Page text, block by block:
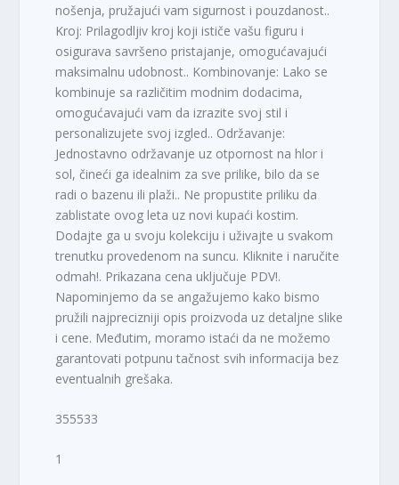
nošenja, pružajući vam sigurnost i pouzdanost..
Kroj: Prilagodljiv kroj koji ističe vašu figuru i
osigurava savršeno pristajanje, omogućavajući
maksimalnu udobnost.. Kombinovanje: Lako se
kombinuje sa različitim modnim dodacima,
omogućavajući vam da izrazite svoj stil i
personalizujete svoj izgled.. Održavanje:
Jednostavno održavanje uz otpornost na hlor i
sol, čineći ga idealnim za sve prilike, bilo da se
radi o bazenu ili plaži.. Ne propustite priliku da
zablistate ovog leta uz novi kupaći kostim.
Dodajte ga u svoju kolekciju i uživajte u svakom
trenutku provedenom na suncu. Kliknite i naručite
odmah!. Prikazana cena uključuje PDV!.
Napominjemo da se angažujemo kako bismo
pružili najprecizniji opis proizvoda uz detaljne slike
i cene. Međutim, moramo istaći da ne možemo
garantovati potpunu tačnost svih informacija bez
eventualnih grešaka.
355533
1